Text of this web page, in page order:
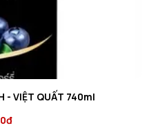
- VIỆT QUẤT 740ml